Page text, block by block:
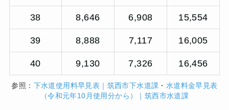
38 8,646 6,908 15,554
39 8,888 7,117 16,005
40 9,130 7,326 16,456
参照： 下水道使用料早見表｜筑西市下水道課 ・ 水道料金早見表
（令和元年10月使用分から）｜筑西市水道課